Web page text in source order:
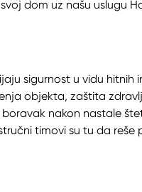
dom uz našu uslugu
sigurnost u vidu hitnih
objekta, zaštita
nakon nastale
timovi su tu da reše